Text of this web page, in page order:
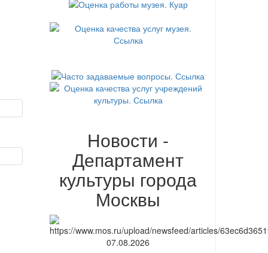
Новости -
Департамент
культуры города
Москвы
07.08.2026